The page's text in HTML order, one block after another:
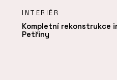
INTERIÉR
Kompletní rekonstrukce
Petřiny